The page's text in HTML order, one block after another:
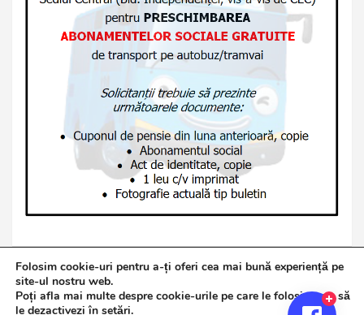
Copyright © 2026Jurnalul de Brăila
Folosim cookie-uri pentru a-ți oferi cea mai bună experiență pe
site-ul nostru web.
Poți afla mai multe despre cookie-urile pe care le folosim sau să
le dezactivezi în setări.